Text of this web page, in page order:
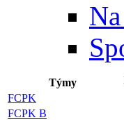
Týmy
FCPK
FCPK B